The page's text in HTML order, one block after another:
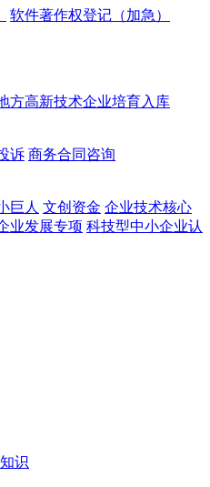
软件著作权登记（加急）
方高新技术企业培育入库
诉 商务合同咨询
巨人 文创资金 企业技术核心
业发展专项 科技型中小企业认
识